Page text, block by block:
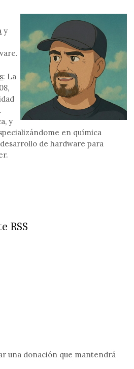
y
: La
y
en química
de hardware para
RSS
una donación que mantendrá